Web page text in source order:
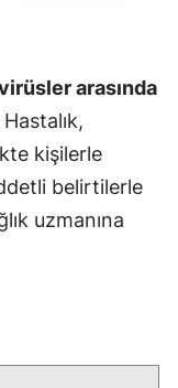
arasında
Hastalık,
kişilerle
belirtilerle
uzmanına